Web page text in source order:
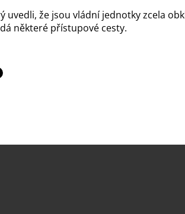
uvedli, že jsou vládní jednotky zcela
některé přístupové cesty.